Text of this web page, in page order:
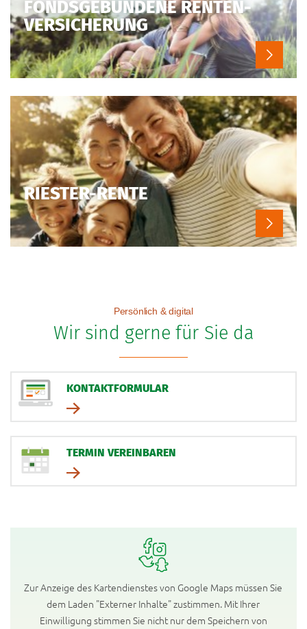
FONDSGEBUNDENE RENTEN-
VERSICHERUNG
RIESTER-RENTE
Wir sind gerne für Sie da
Persönlich & digital
KONTAKTFORMULAR
TERMIN VEREINBAREN
Zur Anzeige des Kartendienstes von Google Maps müssen Sie
dem Laden "Externer Inhalte" zustimmen. Mit Ihrer
Einwilligung stimmen Sie nicht nur dem Speichern von